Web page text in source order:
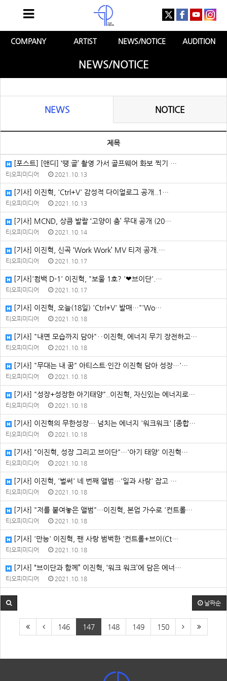
COMPANY ARTIST NEWS/NOTICE AUDITION
NEWS/NOTICE
NEWS NOTICE
제목
[포스트] [앤디] ‘땡.골’ 촬영 가서 골프웨어 화보 찍기 …
티오피미디어 2021.10.13
[기사] 이진혁, 'Ctrl+V' 감성적 다이얼로그 공개..1…
티오피미디어 2021.10.13
[기사] MCND, 상큼 발랄 ‘고양이 춤’ 무대 공개 (20…
티오피미디어 2021.10.14
[기사] 이진혁, 신곡 ‘Work Work’ MV 티저 공개.…
티오피미디어 2021.10.17
[기사]'컴백 D-1' 이진혁, "보물 1호? '❤︎브이단'.…
티오피미디어 2021.10.17
[기사] 이진혁, 오늘(18일) 'Ctrl+V' 발매…"'Wo…
티오피미디어 2021.10.18
[기사] "내면 모습까지 담아"‥이진혁, 에너지 무기 장전하고…
티오피미디어 2021.10.18
[기사] "무대는 내 꿈" 아티스트·인간 이진혁 담아 성장…'…
티오피미디어 2021.10.18
[기사] "성장+성장한 아기태양"..이진혁, 자신있는 에너지로…
티오피미디어 2021.10.18
[기사] 이진혁의 무한성장… 넘치는 에너지 '워크워크' [종합…
티오피미디어 2021.10.18
[기사] "이진혁, 성장 그리고 브이단"…'아기 태양' 이진혁…
티오피미디어 2021.10.18
[기사] 이진혁, '벌써' 네 번째 앨범…'일과 사랑' 잡고 …
티오피미디어 2021.10.18
[기사] "저를 붙여놓은 앨범"…이진혁, 본업 가수로 '컨트롤…
티오피미디어 2021.10.18
[기사] '만능' 이진혁, 팬 사랑 범벅한 '컨트롤+브이(Ct…
티오피미디어 2021.10.18
[기사] “브이단과 함께” 이진혁, ‘워크 워크’에 담은 에너…
티오피미디어 2021.10.18
날짜순
146 147 148 149 150